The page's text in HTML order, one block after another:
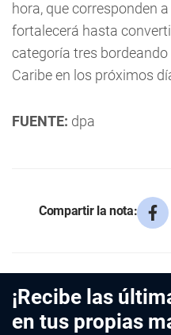
hora, que corresponden
fortalecerá hasta
categoría tres bordeando
Caribe en los próximos
FUENTE: dpa
Compartir la nota:
¡Recibe las
en tus propias